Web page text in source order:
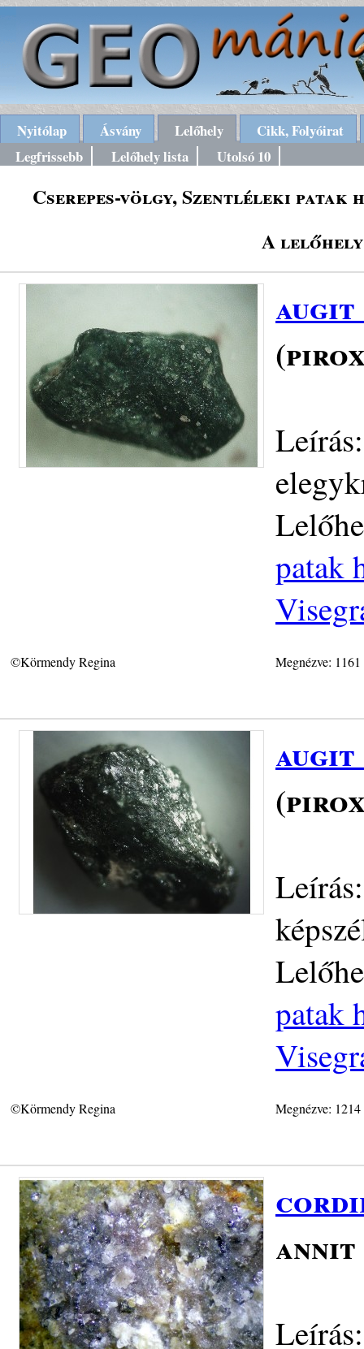
Nyitólap Ásvány Lelőhely
Cikk, Folyóirat
Legfrissebb
Lelőhely lista Utolsó 10
Cserepes-völgy, Szentléleki
A lelőhely
augit
patak
©Körmendy Regina Megnézve:
augit
patak
©Körmendy Regina Megnézve: